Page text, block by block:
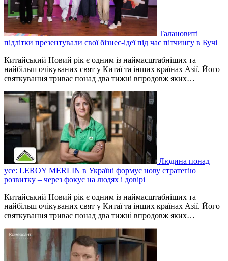
Талановиті
підлітки презентували свої бізнес-ідеї під час пітчингу в Бучі
Китайський Новий рік є одним із наймасштабніших та
найбільш очікуваних свят у Китаї та інших країнах Азії. Його
святкування триває понад два тижні впродовж яких…
Людина понад
усе: LEROY MERLIN в Україні формує нову стратегію
розвитку – через фокус на людях і довірі
Китайський Новий рік є одним із наймасштабніших та
найбільш очікуваних свят у Китаї та інших країнах Азії. Його
святкування триває понад два тижні впродовж яких…